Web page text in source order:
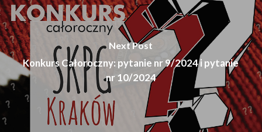
Next Post
Konkurs Całoroczny: pytanie nr 9/2024 i pytanie
nr 10/2024